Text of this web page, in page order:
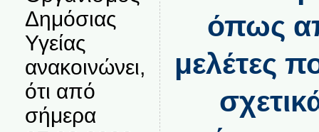
Δημόσιας
Υγείας
ανακοινώνει,
ότι από
σήμερα
όπως
μελέτες